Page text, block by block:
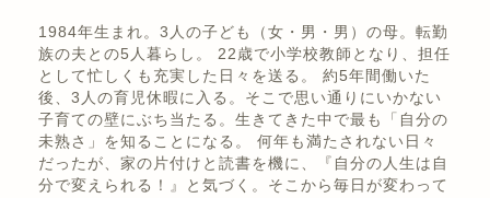
1984年生まれ。3人の子ども（女・男・男）の母。転勤
族の夫との5人暮らし。 22歳で小学校教師となり、担任
として忙しくも充実した日々を送る。 約5年間働いた
後、3人の育児休暇に入る。そこで思い通りにいかない
子育ての壁にぶち当たる。生きてきた中で最も「自分の
未熟さ」を知ることになる。 何年も満たされない日々
だったが、家の片付けと読書を機に、『自分の人生は自
分で変えられる！』と気づく。そこから毎日が変わって